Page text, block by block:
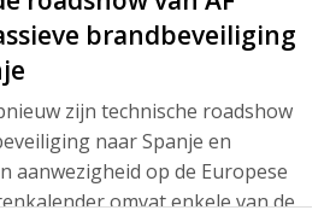
brandbeveiliging
zijn technische roadshow
naar Spanje en
aanwezigheid op de Europese
omvat enkele van de